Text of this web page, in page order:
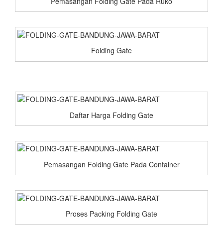
Folding Gate
Daftar Harga Folding Gate
Pemasangan Folding Gate Pada Container
Proses Packing Folding Gate